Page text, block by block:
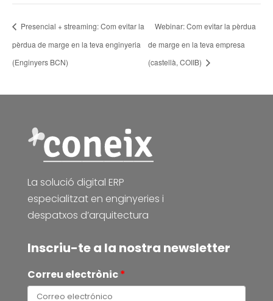
Presencial + streaming: Com evitar la
pèrdua de marge en la teva enginyeria
(Enginyers BCN)
Webinar: Com evitar la pèrdua
de marge en la teva empresa
(castellà, COIIB)
La solució digital ERP
especialitzat en enginyeries i
despatxos d’arquitectura
Inscriu-te a la nostra newsletter
Correu electrònic*